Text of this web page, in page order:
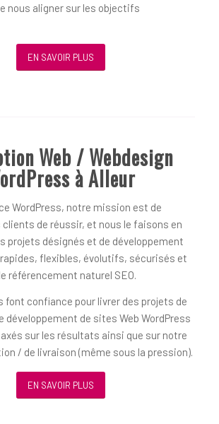
nous aligner sur les objectifs
EN SAVOIR PLUS
Web / Webdesign
à Alleur
WordPress, notre mission est de
de réussir, et nous le faisons en
projets désignés et de développement
rapides, flexibles, évolutifs, sécurisés et
référencement naturel SEO.
font confiance pour livrer des projets de
développement de sites Web WordPress
sur les résultats ainsi que sur notre
/ de livraison (même sous la pression).
EN SAVOIR PLUS